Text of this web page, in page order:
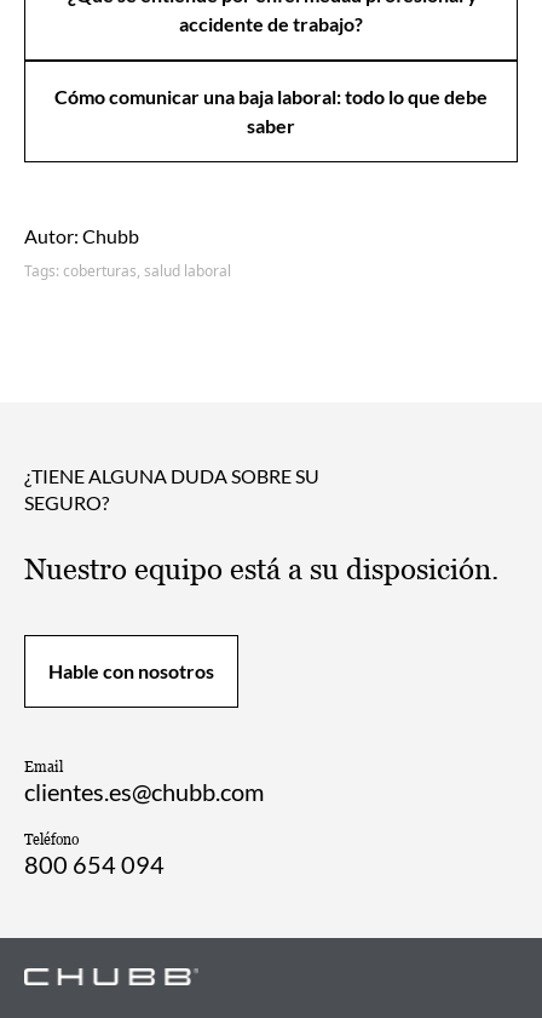
accidente de trabajo?
Cómo comunicar una baja laboral: todo lo que debe
saber
Autor: Chubb
Tags: coberturas, salud laboral
¿TIENE ALGUNA DUDA SOBRE SU
SEGURO?
Nuestro equipo está a su disposición.
Hable con nosotros
Email
clientes.es@chubb.com
Teléfono
800 654 094